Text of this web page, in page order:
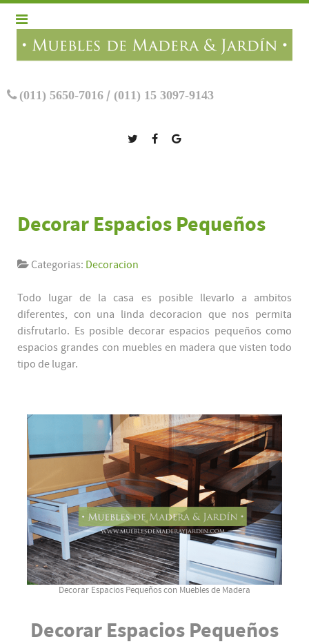
(011) 5650-7016 / (011) 15 3097-9143
Decorar Espacios Pequeños
Categorias: Decoracion
Todo lugar de la casa es posible llevarlo a ambitos
diferentes, con una linda decoracion que nos permita
disfrutarlo. Es posible decorar espacios pequeños como
espacios grandes con muebles en madera que visten todo
tipo de lugar.
Decorar Espacios Pequeños con Muebles de Madera
Decorar Espacios Pequeños